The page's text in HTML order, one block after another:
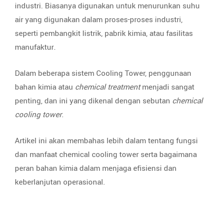
industri. Biasanya digunakan untuk menurunkan suhu
air yang digunakan dalam proses-proses industri,
seperti pembangkit listrik, pabrik kimia, atau fasilitas
manufaktur.
Dalam beberapa sistem Cooling Tower, penggunaan
bahan kimia atau chemical treatmentmenjadi sangat
penting, dan ini yang dikenal dengan sebutan chemical
cooling tower.
Artikel ini akan membahas lebih dalam tentang fungsi
dan manfaat chemical cooling tower serta bagaimana
peran bahan kimia dalam menjaga efisiensi dan
keberlanjutan operasional.